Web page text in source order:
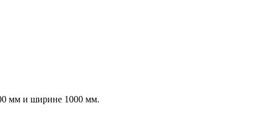
мм и ширине 1000 мм.